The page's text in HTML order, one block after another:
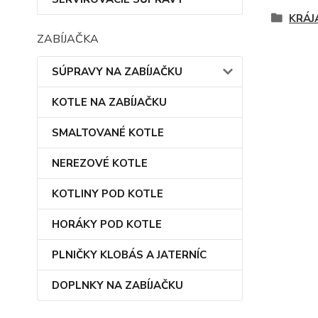
ZABÍJAČKA
SÚPRAVY NA ZABÍJAČKU
KOTLE NA ZABÍJAČKU
SMALTOVANÉ KOTLE
NEREZOVÉ KOTLE
KOTLINY POD KOTLE
HORÁKY POD KOTLE
PLNIČKY KLOBÁS A JATERNÍC
DOPLNKY NA ZABÍJAČKU